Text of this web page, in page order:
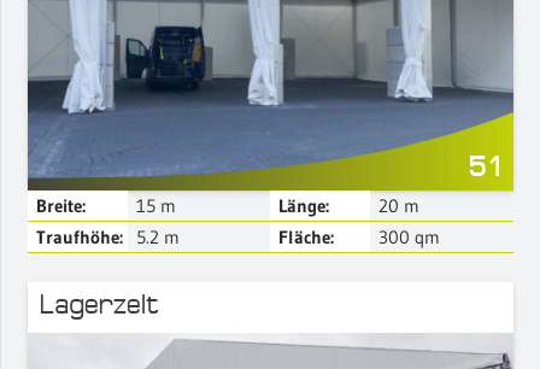
Mehr Details
51
Breite: 15m Länge: 20 m
Traufhöhe:
5.2 m Fläche: 300 qm
Lagerzelt